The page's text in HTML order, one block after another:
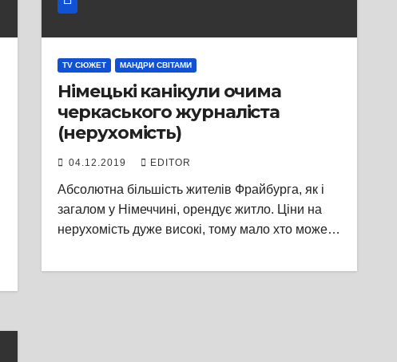
TV СЮЖЕТ МАНДРИ СВІТАМИ
Німецькі канікули очима
черкаського журналіста
(нерухомість)
04.12.2019 EDITOR
Абсолютна більшість жителів Фрайбурга, як і
загалом у Німеччині, орендує житло. Ціни на
нерухомість дуже високі, тому мало хто може…